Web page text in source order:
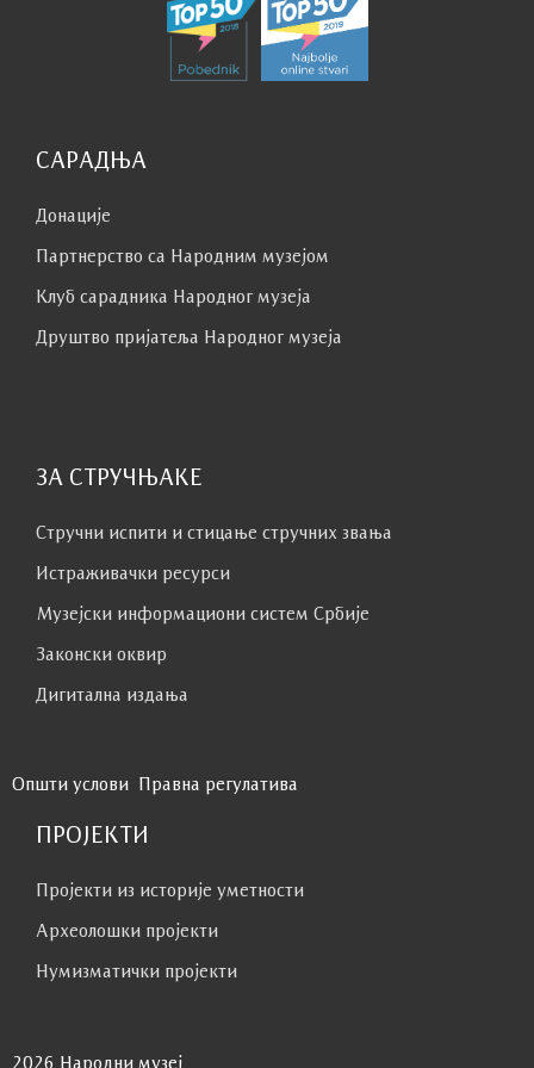
Учесници, њих 34 (!), били су предшколци
васпитачицамаГоцом
САРАДЊА
Донације
Партнерство са Народним музејoм
Клуб сaрaдникa Народног музеја
Друштво пријатеља Народног музеја
ЗА СТРУЧЊАКЕ
Стручни испити и стицање стручних звања
Истраживачки ресурси
Музејски информациони систем Србије
Законски оквир
Дигитална издања
Општи услови Правна регулатива
ПРОЈЕКТИ
Пројекти из историје уметности
Археолошки пројекти
Нумизматички пројекти
2026 Народни музеј